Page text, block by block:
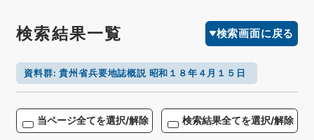
検索結果一覧 検索画面に戻る
資料群:貴州省兵要地誌概説 昭和１８年４月１５日
当ページ全てを選択/解除 検索結果全てを選択/解除